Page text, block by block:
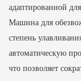
адаптированной
Машина для
степень
автоматическую
что позволяет